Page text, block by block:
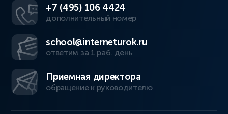
+7 (495) 106 4424
дополнительный номер
school@interneturok.ru
ответим за 1 раб. день
Приемная директора
обращение к руководителю